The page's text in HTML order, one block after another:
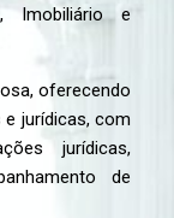
Imobiliário e
oferecendo
jurídicas, com
jurídicas,
de